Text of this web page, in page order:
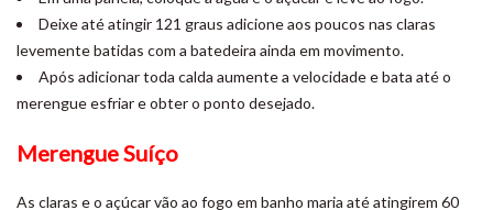
Deixe até atingir 121 graus adicione aos poucos nas claras
levemente batidas com a batedeira ainda em movimento.
Após adicionar toda calda aumente a velocidade e bata até o
merengue esfriar e obter o ponto desejado.
Merengue Suíço
As claras e o açúcar vão ao fogo em banho maria até atingirem 60